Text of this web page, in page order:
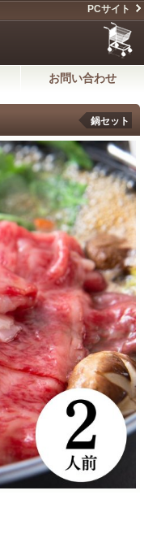
PCサイト
お問い合わせ
鍋セット